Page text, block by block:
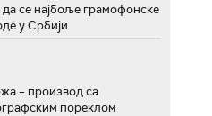
се најбоље грамофонске
у Србији
– производ са
пореклом